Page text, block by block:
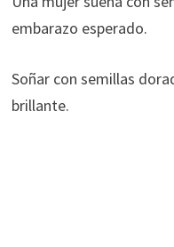
embarazo esperado.
Soñar con semillas
brillante.